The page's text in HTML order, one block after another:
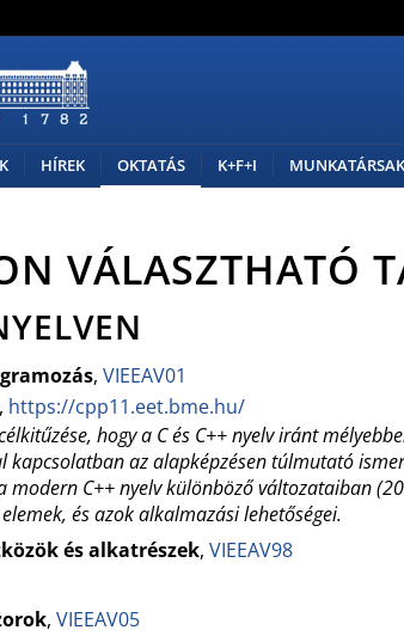
HÍREK OKTATÁS K+F+I MUNKATÁRSAK
VÁLASZTHATÓ
, VIEEAV01
, https://cpp11.eet.bme.hu/
hogy a C és C++ nyelv iránt
kapcsolatban az alapképzésen túlmutató
modern C++ nyelv különböző változataiban
és azok alkalmazási lehetőségei.
és alkatrészek, VIEEAV98
, VIEEAV05